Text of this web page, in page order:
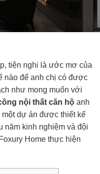
tiện nghi là ước mơ của
nào để anh chị có được
như mong muốn với
nội thất căn hộ anh
dự án được thiết kế
năm kinh nghiệm và đội
Home thực hiện